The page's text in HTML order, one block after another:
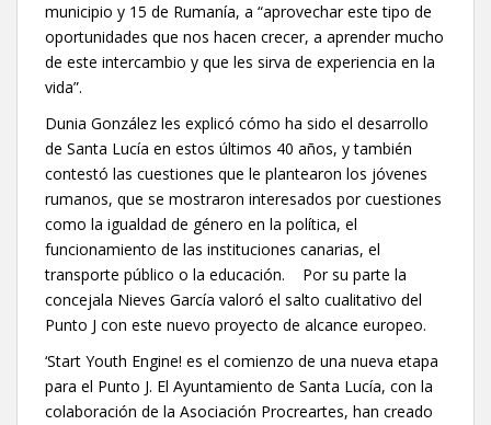
municipio y 15 de Rumanía, a “aprovechar este tipo de
oportunidades que nos hacen crecer, a aprender mucho
de este intercambio y que les sirva de experiencia en la
vida”.
Dunia González les explicó cómo ha sido el desarrollo
de Santa Lucía en estos últimos 40 años, y también
contestó las cuestiones que le plantearon los jóvenes
rumanos, que se mostraron interesados por cuestiones
como la igualdad de género en la política, el
funcionamiento de las instituciones canarias, el
transporte público o la educación. Por su parte la
concejala Nieves García valoró el salto cualitativo del
Punto J con este nuevo proyecto de alcance europeo.
‘Start Youth Engine! es el comienzo de una nueva etapa
para el Punto J. El Ayuntamiento de Santa Lucía, con la
colaboración de la Asociación Procreartes, han creado